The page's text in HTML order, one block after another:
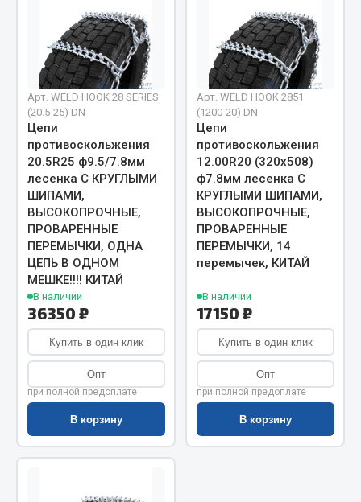
Показать ещё
Весь раздел
Запчасти на полуприцепы
Амортизаторы для полуприцепов
Весь раздел
Запчасти КамАЗ
Двигатель
Система питания
Система выпуска газа
Система охлаждения
Сцепление
Коробка передач
Коробка передач ZF
Показать ещё
Арт. WELD HOOK 28 SERIES
(20.5-25) DN
Цепи
противоскольжения
20.5R25 ф9.5/7.8мм
лесенка С КРУГЛЫМИ
ШИПАМИ,
ВЫСОКОПРОЧНЫЕ,
ПРОВАРЕННЫЕ
ПЕРЕМЫЧКИ, ОДНА
ЦЕПЬ В ОДНОМ
МЕШКЕ!!!! КИТАЙ
В наличии
36350 ₽
Купить в один клик
Опт
при полной предоплате
В корзину
Арт. WELD HOOK 2851
(1200-20) DN
Цепи
противоскольжения
12.00R20 (320х508)
ф7.8мм лесенка С
КРУГЛЫМИ ШИПАМИ,
ВЫСОКОПРОЧНЫЕ,
ПРОВАРЕННЫЕ
ПЕРЕМЫЧКИ, 14
перемычек, КИТАЙ
В наличии
17150 ₽
Купить в один клик
Опт
при полной предоплате
В корзину